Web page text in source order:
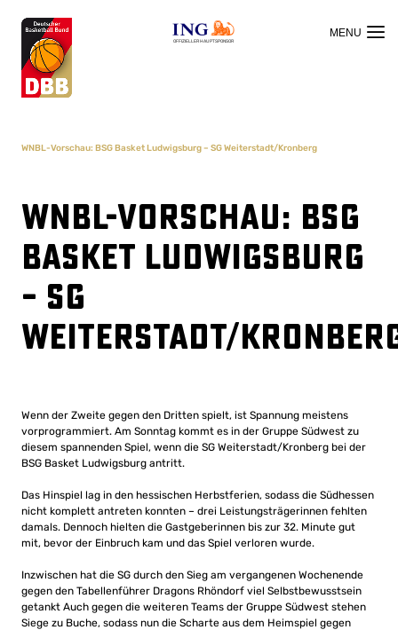
OFFIZIELLER HAUPTSPONSOR
WNBL-Vorschau: BSG Basket Ludwigsburg – SG Weiterstadt/Kronberg
WNBL-Vorschau: BSG
Basket Ludwigsburg
– SG
Weiterstadt/
Wenn der Zweite gegen den Dritten spielt, ist Spannung meistens
vorprogrammiert. Am Sonntag kommt es in der Gruppe Südwest zu
diesem spannenden Spiel, wenn die SG Weiterstadt/Kronberg bei der
BSG Basket Ludwigsburg antritt.
Das Hinspiel lag in den hessischen Herbstferien, sodass die Südhessen
nicht komplett antreten konnten – drei Leistungsträgerinnen fehlten
damals. Dennoch hielten die Gastgeberinnen bis zur 32. Minute gut
mit, bevor der Einbruch kam und das Spiel verloren wurde.
Inzwischen hat die SG durch den Sieg am vergangenen Wochenende
gegen den Tabellenführer Dragons Rhöndorf viel Selbstbewusstsein
getankt Auch gegen die weiteren Teams der Gruppe Südwest stehen
Siege zu Buche, sodass nun die Scharte aus dem Heimspiel gegen